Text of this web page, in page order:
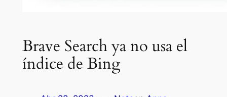
Brave Search ya no usa el
índice de Bing